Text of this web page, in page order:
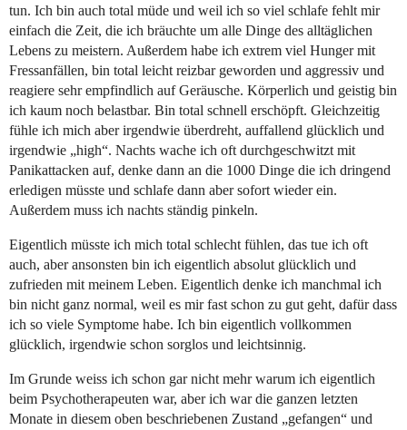
tun. Ich bin auch total müde und weil ich so viel schlafe fehlt mir
einfach die Zeit, die ich bräuchte um alle Dinge des alltäglichen
Lebens zu meistern. Außerdem habe ich extrem viel Hunger mit
Fressanfällen, bin total leicht reizbar geworden und aggressiv und
reagiere sehr empfindlich auf Geräusche. Körperlich und geistig bin
ich kaum noch belastbar. Bin total schnell erschöpft. Gleichzeitig
fühle ich mich aber irgendwie überdreht, auffallend glücklich und
irgendwie „high“. Nachts wache ich oft durchgeschwitzt mit
Panikattacken auf, denke dann an die 1000 Dinge die ich dringend
erledigen müsste und schlafe dann aber sofort wieder ein.
Außerdem muss ich nachts ständig pinkeln.
Eigentlich müsste ich mich total schlecht fühlen, das tue ich oft
auch, aber ansonsten bin ich eigentlich absolut glücklich und
zufrieden mit meinem Leben. Eigentlich denke ich manchmal ich
bin nicht ganz normal, weil es mir fast schon zu gut geht, dafür dass
ich so viele Symptome habe. Ich bin eigentlich vollkommen
glücklich, irgendwie schon sorglos und leichtsinnig.
Im Grunde weiss ich schon gar nicht mehr warum ich eigentlich
beim Psychotherapeuten war, aber ich war die ganzen letzten
Monate in diesem oben beschriebenen Zustand „gefangen“ und